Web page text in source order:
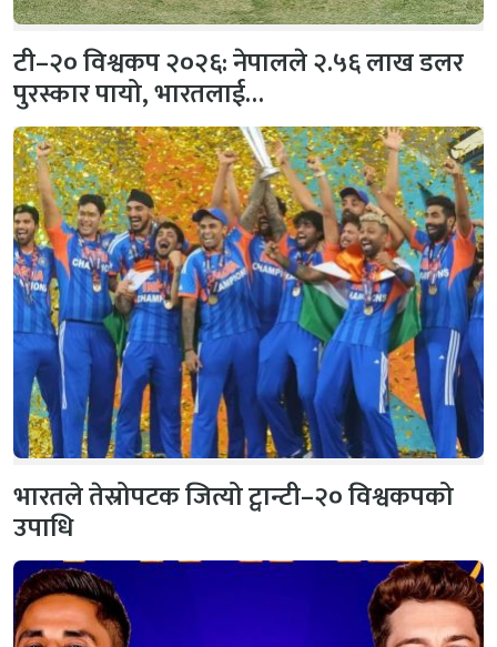
टी–२० विश्वकप २०२६: नेपालले २.५६ लाख डलर
पुरस्कार पायो, भारतलाई…
भारतले तेस्रोपटक जित्यो ट्वान्टी–२० विश्वकपको
उपाधि